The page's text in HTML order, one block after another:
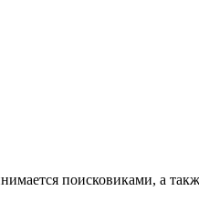
поисковиками, а